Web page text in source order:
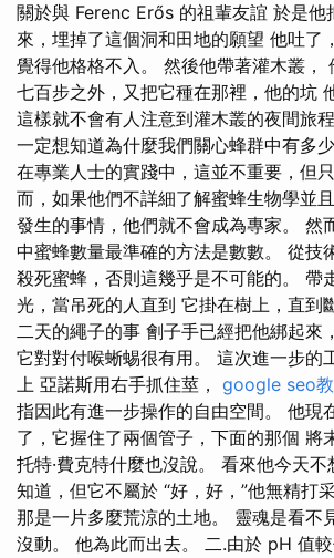
關於與 Ferenc Erős 的祖輩友誼 於是他
來，埋掉了這個洞和田地的願望 他吐了
覺得他格格不入。 然後他帶著灌木叢，
七百步之外，又把它種在那裡，他的坑
這樣就不會有人注意到灌木叢的夜間旅
一定想知道為什麼我們關心蜂群中有多
在專業人士的實踐中，這並不重要，但
而，如果他們不詳細了解蜜蜂生物學並
發生的事情，他們就不會成為專家。 然
中蜜蜂數量最準確的方法是數數。 從技
殺死蜜蜂，否則這幾乎是不可能的。 帶
光，當吊死的人直到 它掛在樹上，直到
二天的繩子的事 劊子手已經把他綁起來
它對對付喉蜥蜴很有用。 這次進一步的
上 亞諾斯用右手抓住莖， google seo
指因此有進一步操作的自由空間。 他現
了，它握住了兩個管子，下面的那個 將
托特·費克特什麼也沒說。 看來他今天
知道，但它不屬於 “好，好，”他無精打
那是一片多麼荒涼的土地。 靈魂是看不
沒動。 他為此而出去。 二.由於 pH 值